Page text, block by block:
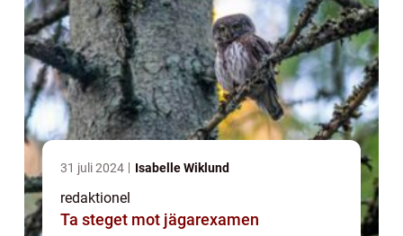
31 juli 2024 Isabelle Wiklund
redaktionel
Ta steget mot jägarexamen